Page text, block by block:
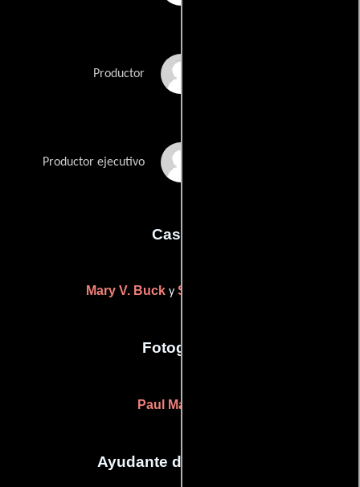
Productor
Productor ejecutivo
Casting
Mary V. Buck y Susan Edelman
Fotografia
Paul Maibaum
Ayudante de dirección